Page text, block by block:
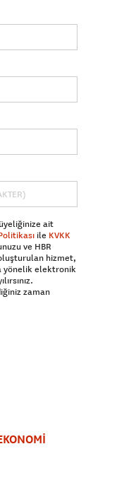
ait
ile KVKK
ve HBR
hizmet,
yönelik elektronik
zaman